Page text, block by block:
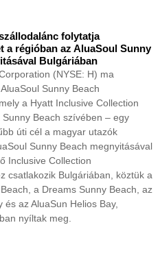
folytatja
a régióban az AluaSoul Sunny
Bulgáriában
(NYSE: H) ma
Sunny Beach
a Hyatt Inclusive Collection
Sunny Beach szívében – egy
úti cél a magyar utazók
Sunny Beach megnyitásával
Inclusive Collection
csatlakozik Bulgáriában, köztük a
a Dreams Sunny Beach, az
és az AluaSun Helios Bay,
nyíltak meg.